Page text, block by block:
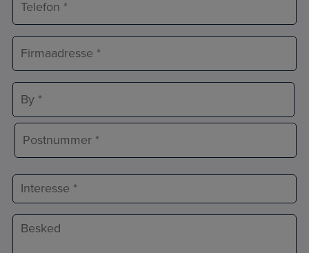
Adresse
Adresselinje
By
Interesse
Besked